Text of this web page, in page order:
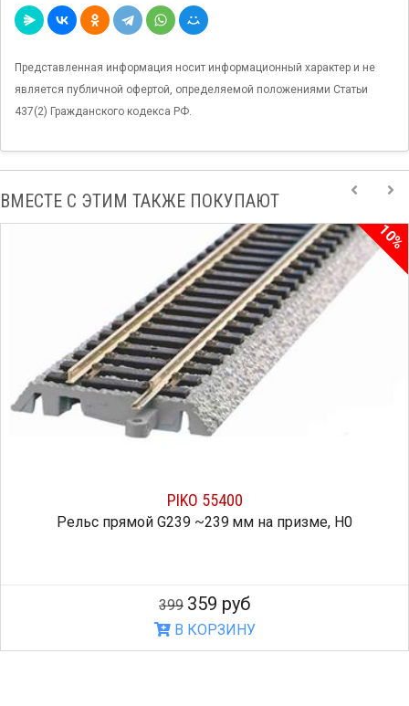
Представленная информация носит информационный характер и не
является публичной офертой, определяемой положениями Статьи
437(2) Гражданского кодекса РФ.
ВМЕСТЕ С ЭТИМ ТАКЖЕ ПОКУПАЮТ
PIKO 55400
Рельс прямой G239 ~239 мм на призме, H0
10%
399 359 руб
В КОРЗИНУ